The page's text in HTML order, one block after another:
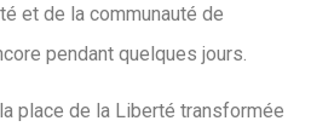
et de la communauté de
pendant quelques jours.
place de la Liberté transformée